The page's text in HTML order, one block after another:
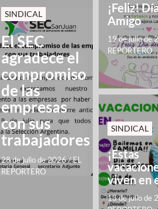
SINDICAL
El SEC
agradece el
compromiso
de las
empresas
con sus
trabajadores
28 de julio de 2026/EL
REPORTERO
¡Feliz!
Amigo
19 de julio de
REPORTERO
SINDICAL
¡Estas
viven en
13 de julio de